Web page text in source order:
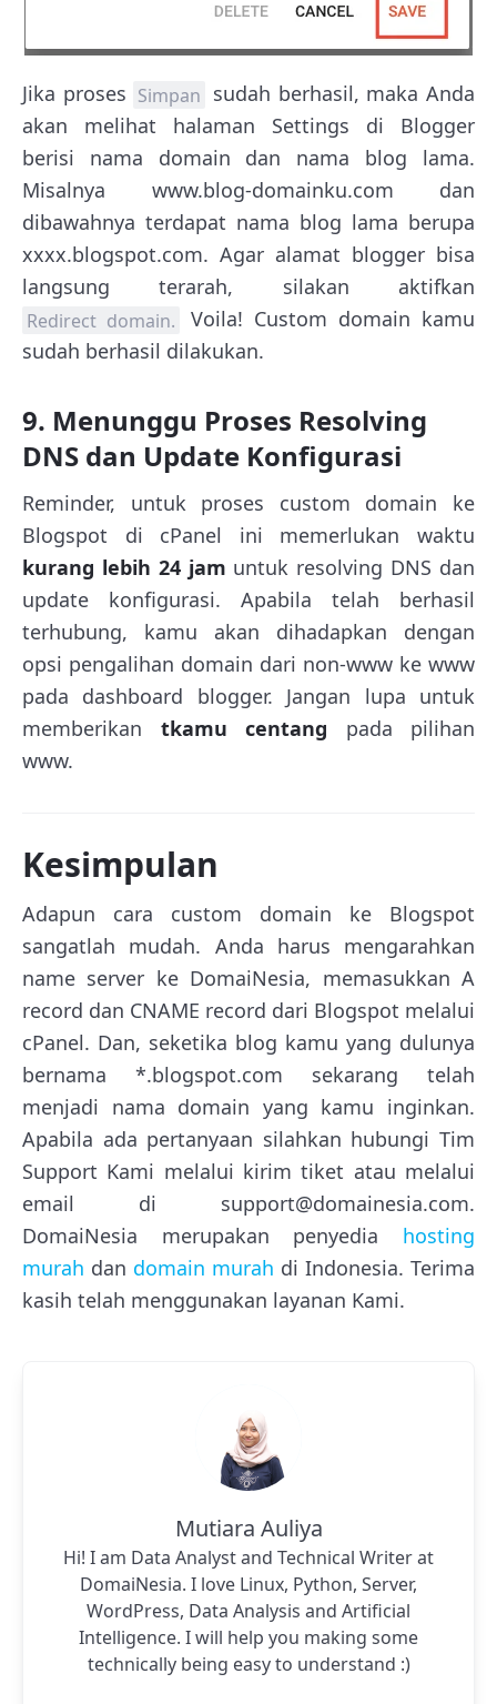
Jika proses Simpan sudah berhasil, maka Anda
akan melihat halaman Settings di Blogger
berisi nama domain dan nama blog lama.
Misalnya www.blog-domainku.com dan
dibawahnya terdapat nama blog lama berupa
xxxx.blogspot.com. Agar alamat blogger bisa
langsung terarah, silakan aktifkan
Redirect domain.
Voila! Custom domain kamu
sudah berhasil dilakukan.
9. Menunggu Proses Resolving
DNS dan Update Konfigurasi
Reminder, untuk proses custom domain ke
Blogspot di cPanel ini memerlukan waktu
kurang lebih 24 jam untuk resolving DNS dan
update konfigurasi. Apabila telah berhasil
terhubung, kamu akan dihadapkan dengan
opsi pengalihan domain dari non-www ke www
pada dashboard blogger. Jangan lupa untuk
memberikan tkamu centang pada pilihan
www.
Kesimpulan
Adapun cara custom domain ke Blogspot
sangatlah mudah. Anda harus mengarahkan
name server ke DomaiNesia, memasukkan A
record dan CNAME record dari Blogspot melalui
cPanel. Dan, seketika blog kamu yang dulunya
bernama *.blogspot.com sekarang telah
menjadi nama domain yang kamu inginkan.
Apabila ada pertanyaan silahkan hubungi Tim
Support Kami melalui kirim tiket atau melalui
email di support@domainesia.com.
DomaiNesia merupakan penyedia hosting
murah dan domain murah di Indonesia. Terima
kasih telah menggunakan layanan Kami.
Mutiara Auliya
Hi! I am Data Analyst and Technical Writer at
DomaiNesia. I love Linux, Python, Server,
WordPress, Data Analysis and Artificial
Intelligence. I will help you making some
technically being easy to understand :)